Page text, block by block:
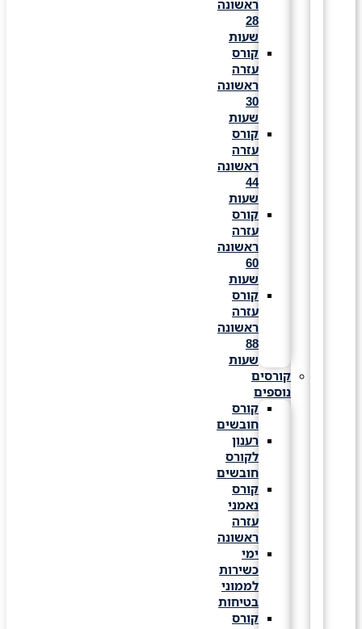
ראשונה
שעות
קורס
עזרה
ראשונה
שעות
קורס
עזרה
ראשונה
שעות
קורס
עזרה
ראשונה
שעות
קורס
עזרה
ראשונה
שעות
קורסים
נוספים
קורס
חובשים
רענון
לקורס
חובשים
קורס
נאמני
עזרה
ראשונה
ימי
כשירות
לממוני
בטיחות
קורס